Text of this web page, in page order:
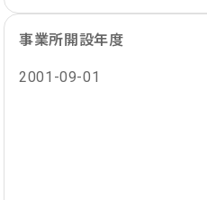
事業所開設年度
2001-09-01